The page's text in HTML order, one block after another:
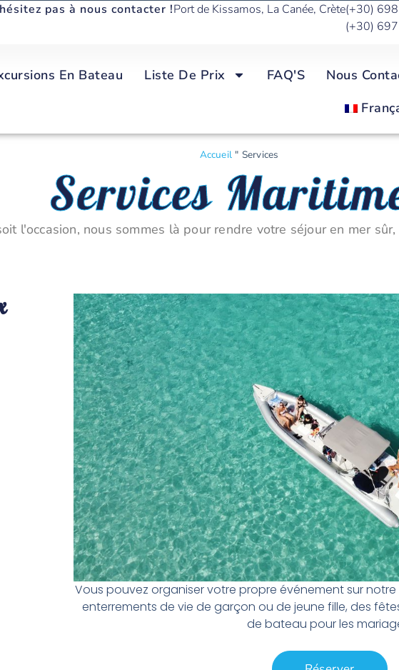
pas à nous contacter !Port de Kissamos, La Canée, Crète(+30)
(+30)
En Bateau Liste De Prix FAQ'S
Nous
Accueil " Services
Services
Services
l'occasion, nous sommes là pour rendre votre séjour en mer
Vous pouvez organiser votre propre événement sur
enterrements de vie de garçon ou de jeune fille, des
de bateau pour les